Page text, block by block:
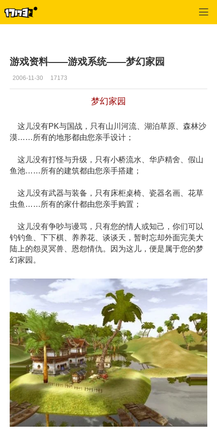
游戏资料——游戏系统——梦幻家园
2006-11-30 17173
梦幻家园
这儿没有PK与国战，只有山川河流、湖泊草原、森林沙
漠……所有的地形都由您亲手设计；
这儿没有打怪与升级，只有小桥流水、华庐精舍、假山
鱼池……所有的建筑都由您亲手搭建；
这儿没有武器与装备，只有床柜桌椅、瓷器名画、花草
虫鱼……所有的家什都由您亲手购置；
这儿没有争吵与谩骂，只有您的情人或知己，你们可以
钓钓鱼、下下棋、养养花、谈谈天，暂时忘却外面完美大
陆上的怨灵冥兽、恩怨情仇。因为这儿，便是属于您的梦
幻家园。